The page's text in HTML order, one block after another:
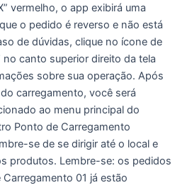
vermelho, o app exibirá uma
o pedido é reverso e não está
de dúvidas, clique no ícone de
no canto superior direito da tela
sobre sua operação. Após
carregamento, você será
ao menu principal do
Ponto de Carregamento
se de se dirigir até o local e
produtos. Lembre-se: os pedidos
01 já estão